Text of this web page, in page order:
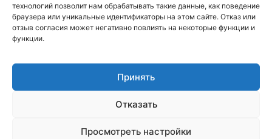
технологий позволит нам обрабатывать такие данные, как поведение
браузера или уникальные идентификаторы на этом сайте. Отказ или
отзыв согласия может негативно повлиять на некоторые функции и
функции.
Принять
Отказать
Просмотреть настройки
dfbelements@gmail.com
Instagram